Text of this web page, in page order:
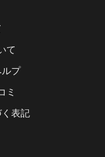
て
ルプ
ミ
表記